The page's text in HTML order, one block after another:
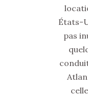
États-
pas